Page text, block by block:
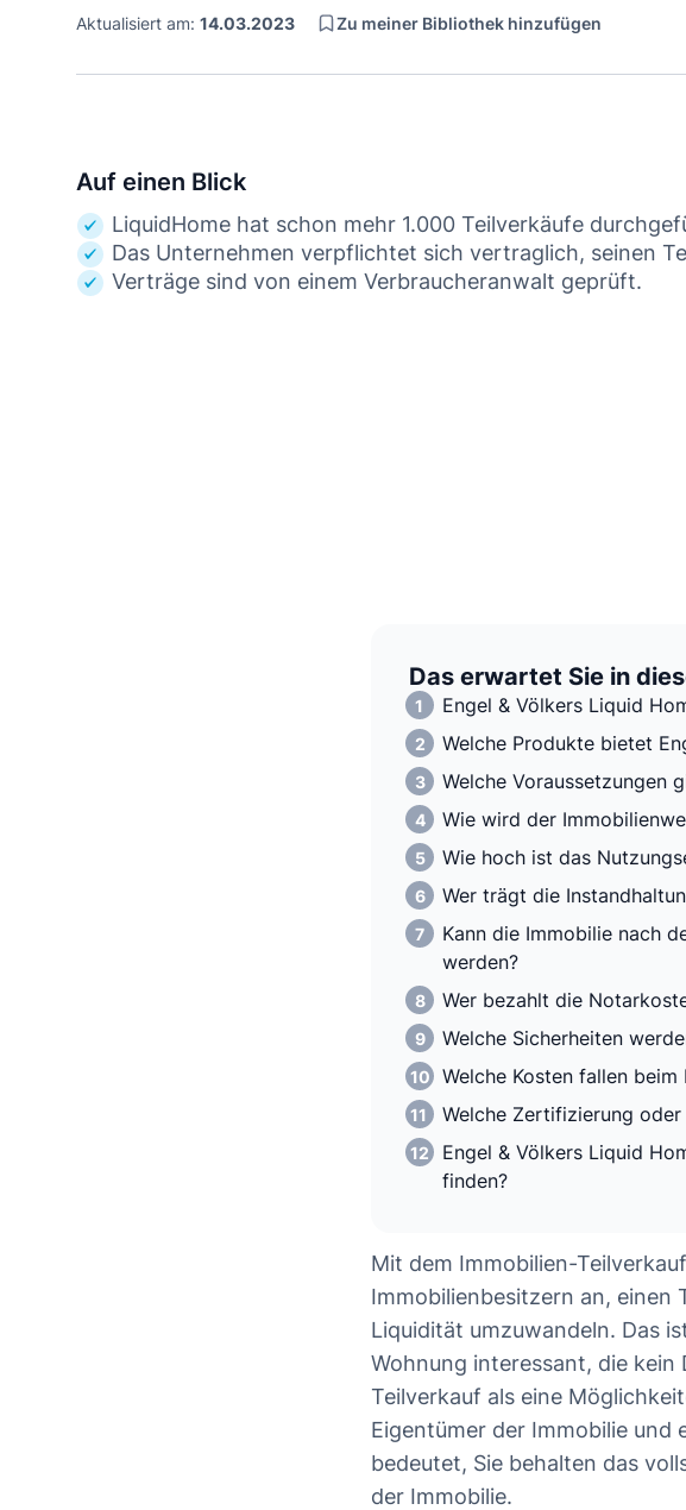
Aktualisiert am: 14.03.2023 Zu meiner Bibliothek hinzufügen
Auf einen Blick
LiquidHome hat schon mehr 1.000 Teilverkäufe
Das Unternehmen verpflichtet sich vertraglich, seinen
Verträge sind von einem Verbraucheranwalt geprüft.
Das erwartet Sie in
Engel & Völkers Liquid
Welche Produkte bietet
Welche Voraussetzungen
Wie wird der
Wie hoch ist das
Wer trägt die
Kann die Immobilie nach
werden?
Wer bezahlt die
Welche Sicherheiten
Welche Kosten fallen
Welche Zertifizierung
Engel & Völkers Liquid
finden?
Mit dem Immobilien-
Immobilienbesitzern an, einen
Liquidität umzuwandeln. Das
Wohnung interessant, die
Teilverkauf als eine
Eigentümer der Immobilie und
bedeutet, Sie behalten das
der Immobilie.